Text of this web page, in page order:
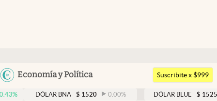
Argentina
Economía y Política
Members
Economía y Política
Suscribite x $999
DÓLAR BNA $ 1520 0.00% DÓLAR BLUE $ 1525 -0.33